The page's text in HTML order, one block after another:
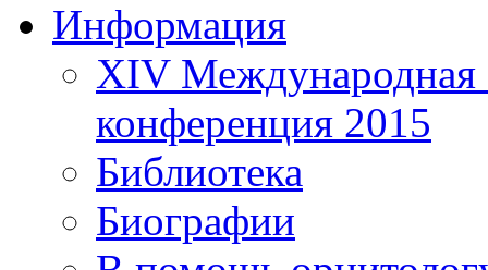
Информация
XIV Международная
конференция 2015
Библиотека
Биографии